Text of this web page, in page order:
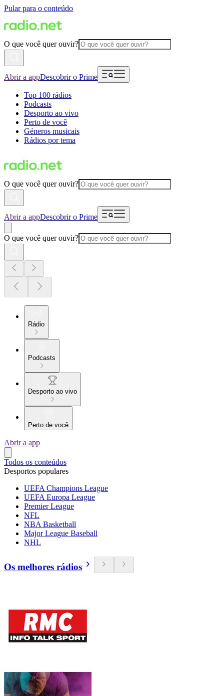
Pular para o conteúdo
O que você quer ouvir?
Abrir a appDescobrir o Prime
Top 100 rádios
Podcasts
Desporto ao vivo
Perto de você
Géneros musicais
Rádios por tema
O que você quer ouvir?
Abrir a appDescobrir o Prime
O que você quer ouvir?
Rádio
Podcasts
Desporto ao vivo
Perto de você
Abrir a app
Todos os conteúdos
Desportos populares
UEFA Champions League
UEFA Europa League
Premier League
NFL
NBA Basketball
Major League Baseball
NHL
Os melhores rádios